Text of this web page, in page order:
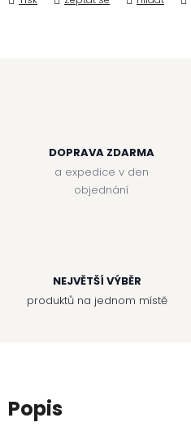
DOPRAVA ZDARMA
a expedice v den
objednání
NEJVĚTŠÍ VÝBĚR
produktů na jednom místě
Popis